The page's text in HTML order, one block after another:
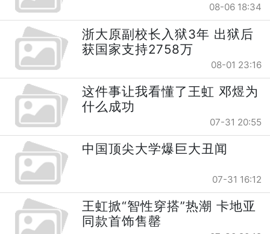
08-06 18:34
浙大原副校长入狱3年 出狱后
获国家支持2758万
08-01 23:16
这件事让我看懂了王虹 邓煜为
什么成功
07-31 20:55
中国顶尖大学爆巨大丑闻
07-31 16:12
王虹掀“智性穿搭”热潮 卡地亚
同款首饰售罄